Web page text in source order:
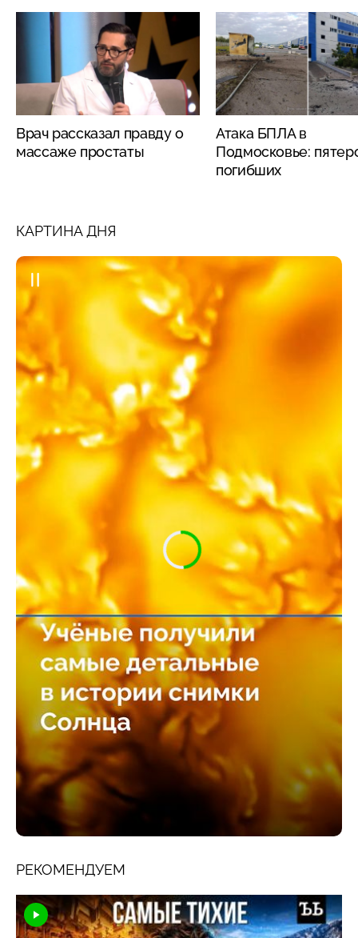
Врач рассказал правду о
массаже простаты
Атака БПЛА в
Подмосковье:
погибших
КАРТИНА ДНЯ
РЕКОМЕНДУЕМ